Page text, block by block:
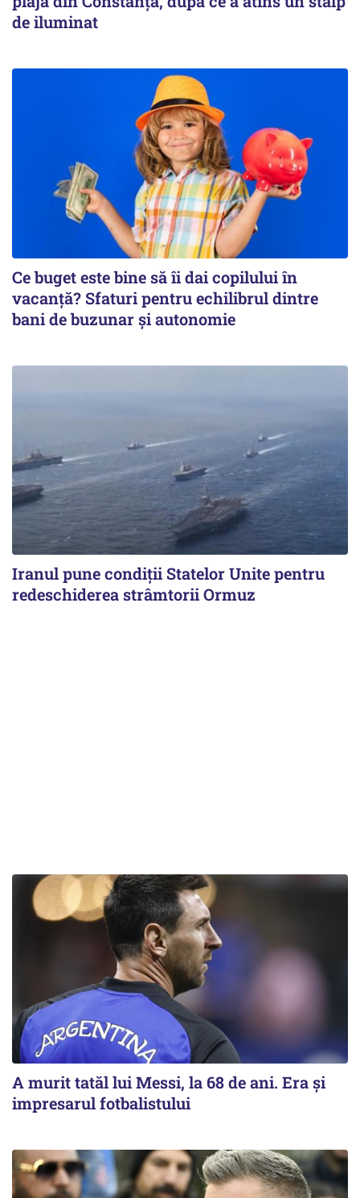
de iluminat
Ce buget este bine să îi dai copilului în
vacanță? Sfaturi pentru echilibrul dintre
bani de buzunar și autonomie
Iranul pune condiții Statelor Unite pentru
redeschiderea strâmtorii Ormuz
A murit tatăl lui Messi, la 68 de ani. Era și
impresarul fotbalistului